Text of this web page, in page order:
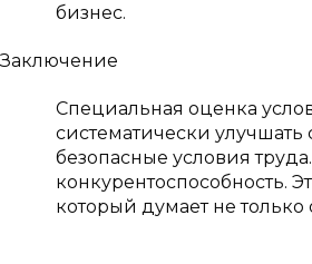
бизнес.
Заключение
Специальная оценка
систематически улучшать
безопасные условия
конкурентоспособность.
который думает не